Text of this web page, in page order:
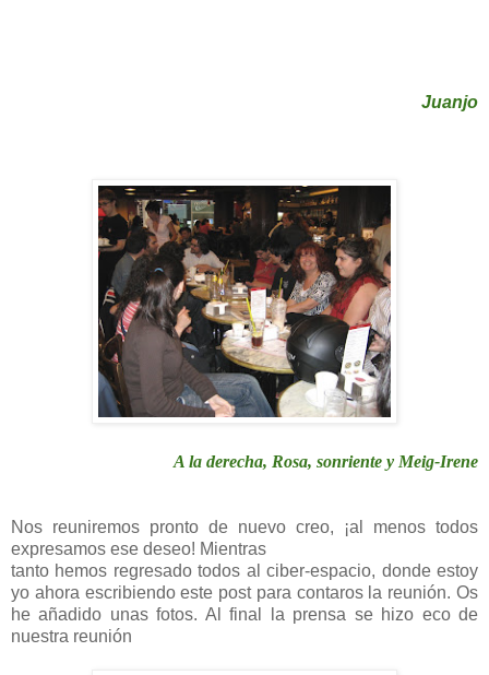
Juanjo
A la derecha, Rosa, sonriente y Meig-Irene
Nos reuniremos pronto de nuevo creo, ¡al menos todos
expresamos ese deseo! Mientras
tanto hemos regresado todos al ciber-espacio, donde estoy
yo ahora escribiendo este post para contaros la reunión. Os
he añadido unas fotos. Al final la prensa se hizo eco de
nuestra reunión